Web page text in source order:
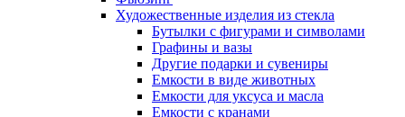
Художественные изделия из стекла
Бутылки с фигурами и символами
Графины и вазы
Другие подарки и сувениры
Емкости в виде животных
Емкости для уксуса и масла
Емкости с кранами